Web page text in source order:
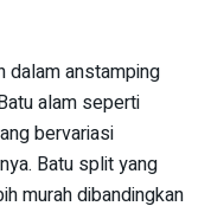
dalam anstamping
alam seperti
bervariasi
Batu split yang
murah dibandingkan